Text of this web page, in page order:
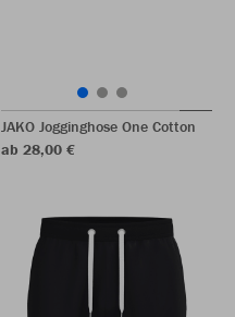
JAKO Jogginghose One Cotton
ab 28,00 €